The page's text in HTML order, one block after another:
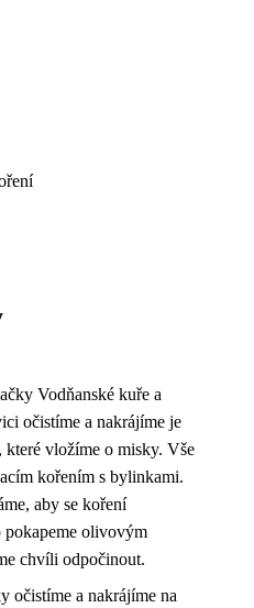
Vodňanské kuře a
očistíme a nakrájíme je
které vložíme o misky. Vše
kořením s bylinkami.
aby se koření
olivovým
chvíli odpočinout.
očistíme a nakrájíme na